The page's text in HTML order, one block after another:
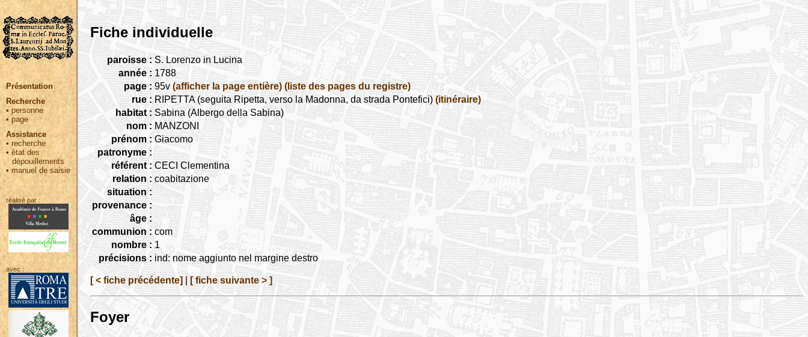
Présentation
Recherche
• personne
•page
Assistance
• recherche
•état des
dépouillements
•manuel de saisie
réalisé par :
avec :
Fiche individuelle
paroisse : S. Lorenzo in Lucina
année : 1788
page : 95v (afficher la page entière) (liste des pages du registre)
rue : RIPETTA (seguita Ripetta, verso la Madonna, da strada Pontefici) (itinéraire)
habitat : Sabina (Albergo della Sabina)
nom : MANZONI
prénom : Giacomo
patronyme :
référent : CECI Clementina
relation : coabitazione
situation :
provenance :
âge :
communion : com
nombre : 1
précisions : ind: nome aggiunto nel margine destro
[ < fiche précédente] [ fiche suivante > ]
Foyer